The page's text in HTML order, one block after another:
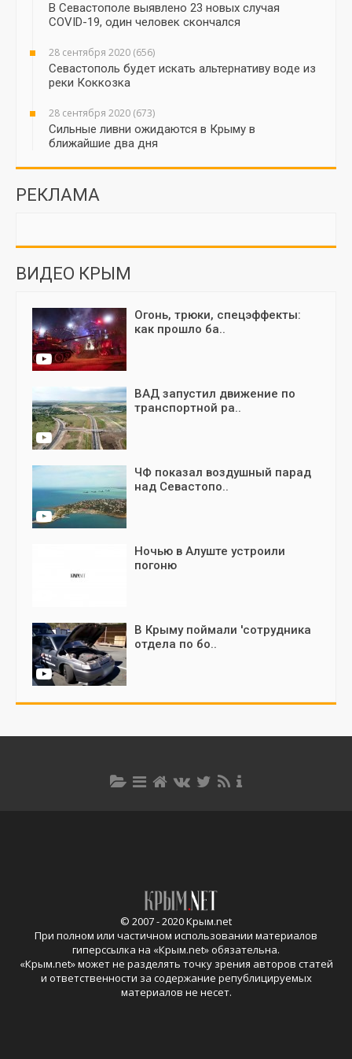
В Севастополе выявлено 23 новых случая
COVID-19, один человек скончался
28 сентября 2020 (656)
Севастополь будет искать альтернативу воде из
реки Коккозка
28 сентября 2020 (673)
Сильные ливни ожидаются в Крыму в
ближайшие два дня
РЕКЛАМА
ВИДЕО КРЫМ
Огонь, трюки, спецэффекты:
как прошло ба..
ВАД запустил движение по
транспортной ра..
ЧФ показал воздушный парад
над Севастопо..
Ночью в Алуште устроили
погоню
В Крыму поймали 'сотрудника
отдела по бо..
© 2007 - 2020 Крым.net
При полном или частичном использовании материалов
гиперссылка на «Крым.net» обязательна.
«Крым.net» может не разделять точку зрения авторов статей
и ответственности за содержание републицируемых
материалов не несет.